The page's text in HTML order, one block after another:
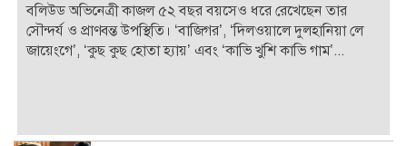
বলিউড অভিনেত্রী কাজল ৫২ বছর বয়সেও ধরে রেখেছেন তার
সৌন্দর্য ও প্রাণবন্ত উপস্থিতি। ‘বাজিগর’, ‘দিলওয়ালে দুলহানিয়া লে
জায়েংগে’, ‘কুছ কুছ হোতা হ্যায়’ এবং ‘কাভি খুশি কাভি গাম’...